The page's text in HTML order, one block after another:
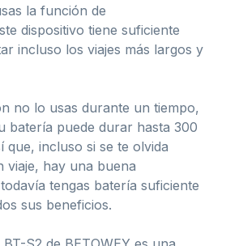
la función de
dispositivo tiene suficiente
incluso los viajes más largos y
no lo usas durante un tiempo,
batería puede durar hasta 300
que, incluso si se te olvida
viaje, hay una buena
tengas batería suficiente
sus beneficios.